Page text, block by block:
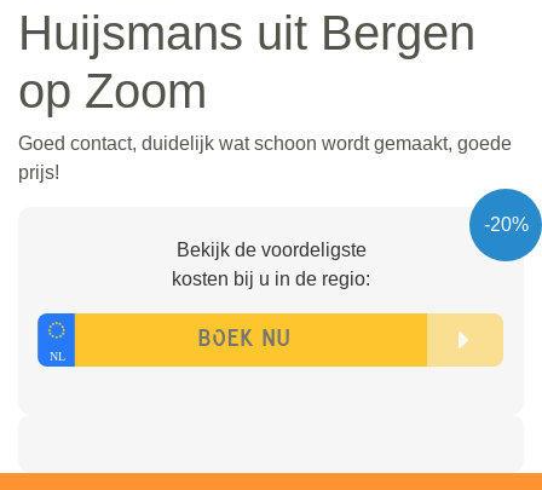
Huijsmans uit Bergen
op Zoom
Goed contact, duidelijk wat schoon wordt gemaakt, goede
prijs!
-20%
Bekijk de voordeligste
kosten bij u in de regio: